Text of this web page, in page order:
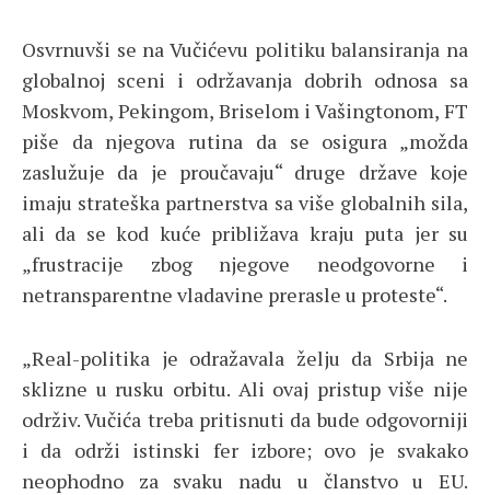
Osvrnuvši se na Vučićevu politiku balansiranja na
globalnoj sceni i održavanja dobrih odnosa sa
Moskvom, Pekingom, Briselom i Vašingtonom, FT
piše da njegova rutina da se osigura „možda
zaslužuje da je proučavaju“ druge države koje
imaju strateška partnerstva sa više globalnih sila,
ali da se kod kuće približava kraju puta jer su
„frustracije zbog njegove neodgovorne i
netransparentne vladavine prerasle u proteste“.
„Real-politika je odražavala želju da Srbija ne
sklizne u rusku orbitu. Ali ovaj pristup više nije
održiv. Vučića treba pritisnuti da bude odgovorniji
i da održi istinski fer izbore; ovo je svakako
neophodno za svaku nadu u članstvo u EU.